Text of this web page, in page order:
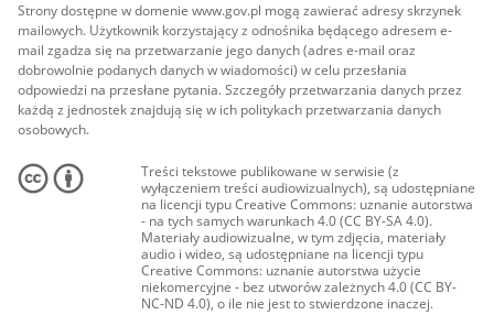
Strony dostępne w domenie www.gov.pl mogą zawierać adresy skrzynek
mailowych. Użytkownik korzystający z odnośnika będącego adresem e-
mail zgadza się na przetwarzanie jego danych (adres e-mail oraz
dobrowolnie podanych danych w wiadomości) w celu przesłania
odpowiedzi na przesłane pytania. Szczegóły przetwarzania danych przez
każdą z jednostek znajdują się w ich politykach przetwarzania danych
osobowych.
Treści tekstowe publikowane w serwisie (z
wyłączeniem treści audiowizualnych), są udostępniane
na licencji typu Creative Commons: uznanie autorstwa
- na tych samych warunkach 4.0 (CC BY-SA 4.0).
Materiały audiowizualne, w tym zdjęcia, materiały
audio i wideo, są udostępniane na licencji typu
Creative Commons: uznanie autorstwa użycie
niekomercyjne - bez utworów zależnych 4.0 (CC BY-
NC-ND 4.0), o ile nie jest to stwierdzone inaczej.